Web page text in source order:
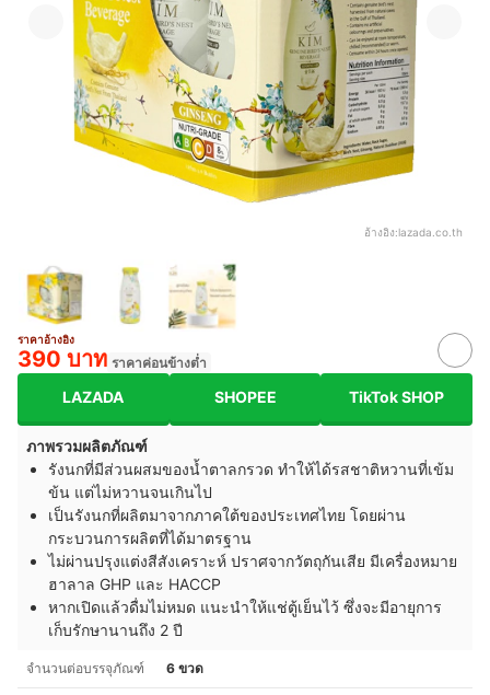
อ้างอิง:lazada.co.th
ราคาอ้างอิง
390 บาท ราคาค่อนข้างต่ำ
LAZADA SHOPEE TikTok SHOP
ภาพรวมผลิตภัณฑ์
รังนกที่มีส่วนผสมของน้ำตาลกรวด ทำให้ได้รสชาติหวานที่เข้ม
ข้น แต่ไม่หวานจนเกินไป
เป็นรังนกที่ผลิตมาจากภาคใต้ของประเทศไทย โดยผ่าน
กระบวนการผลิตที่ได้มาตรฐาน
ไม่ผ่านปรุงแต่งสีสังเคราะห์ ปราศจากวัตถุกันเสีย มีเครื่องหมาย
ฮาลาล GHP และ HACCP
หากเปิดแล้วดื่มไม่หมด แนะนำให้แช่ตู้เย็นไว้ ซึ่งจะมีอายุการ
เก็บรักษานานถึง 2 ปี
จำนวนต่อบรรจุภัณฑ์ 6 ขวด